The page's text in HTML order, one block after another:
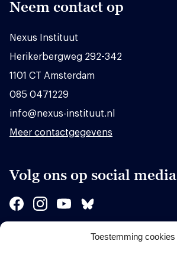
Toestemming cookies
Neem contact op
Nexus Instituut
Herikerbergweg 292-342
1101 CT Amsterdam
085 0471229
info@nexus-instituut.nl
Meer contactgegevens
Volg ons op social media